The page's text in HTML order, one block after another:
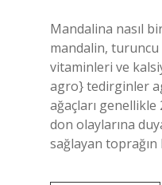
Mandalina nasıl
mandalin, turuncu
vitaminleri ve
agro} tedirginler
ağaçları genellikle
don olaylarına
sağlayan